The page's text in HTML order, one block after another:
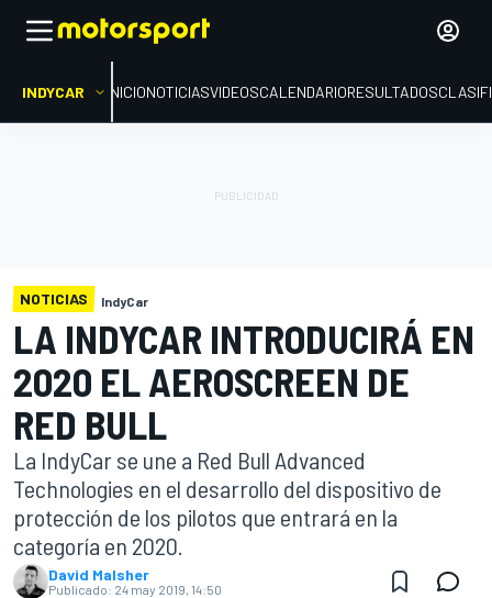
INDYCAR INICIONOTICIASVIDEOSCALENDARIORESULTADOS
NOTICIAS IndyCar
LA INDYCAR INTRODUCIRÁ EN
2020 EL AEROSCREEN DE
RED BULL
La IndyCar se une a Red Bull Advanced
Technologies en el desarrollo del dispositivo de
protección de los pilotos que entrará en la
categoría en 2020.
David Malsher
Publicado: 24 may 2019, 14:50